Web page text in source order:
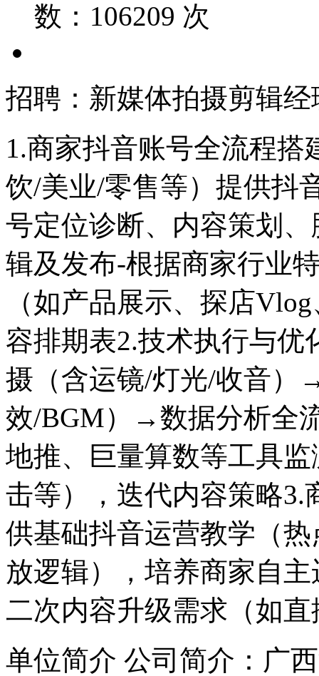
数： 106209 次
招聘：新媒体拍摄剪辑经
1.商家抖音账号全流程
饮/美业/零售等）提供抖
号定位诊断、内容策划
辑及发布-根据商家行业
（如产品展示、探店
容排期表2.技术执行与
摄（含运镜/灯光/收音）
效/BGM）→数据分析全
地推、巨量算数等工具
击等），迭代内容策略3.
供基础抖音运营教学（
放逻辑），培养商家自
二次内容升级需求（如
单位简介 公司简介：广